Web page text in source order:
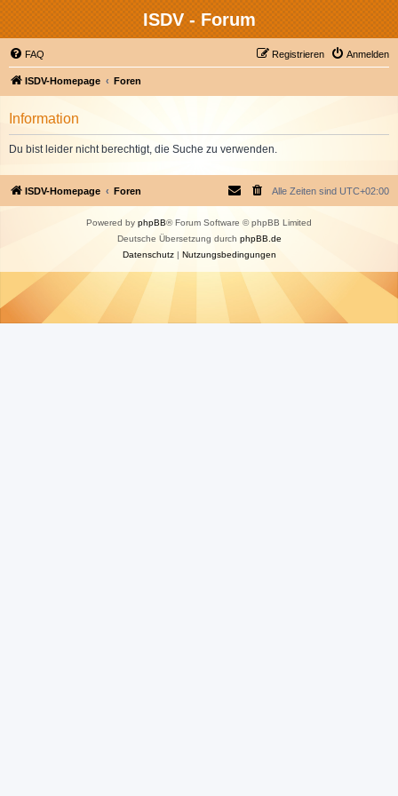
ISDV - Forum
FAQ Anmelden
Registrieren
ISDV-Homepage Foren
Information
Du bist leider nicht berechtigt, die Suche zu verwenden.
ISDV-Homepage Foren Alle Zeiten sind UTC+02:00
Powered by phpBB® Forum Software © phpBB Limited
Deutsche Übersetzung durch phpBB.de
Datenschutz| Nutzungsbedingungen